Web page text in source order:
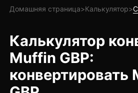
Домашняя страница>Калькулятор>
Калькулятор
Muffin GBP:
конвертировать